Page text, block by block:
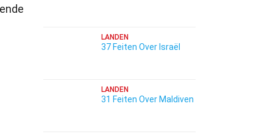
LANDEN
37 Feiten Over Israël
LANDEN
31 Feiten Over Maldiven